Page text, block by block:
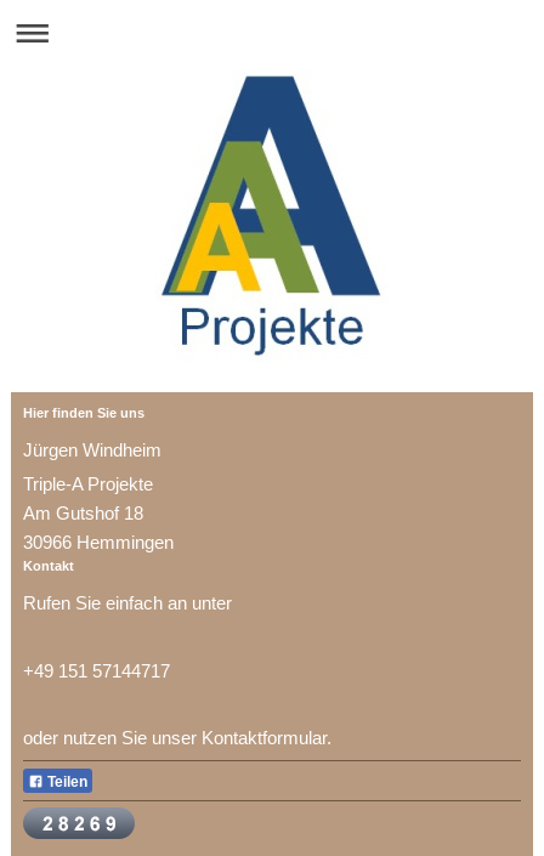
Hier finden Sie uns
Jürgen Windheim
Triple-A Projekte
Am Gutshof 18
30966 Hemmingen
Kontakt
Rufen Sie einfach an unter
+49 151 57144717
oder nutzen Sie unser Kontaktformular.
Teilen